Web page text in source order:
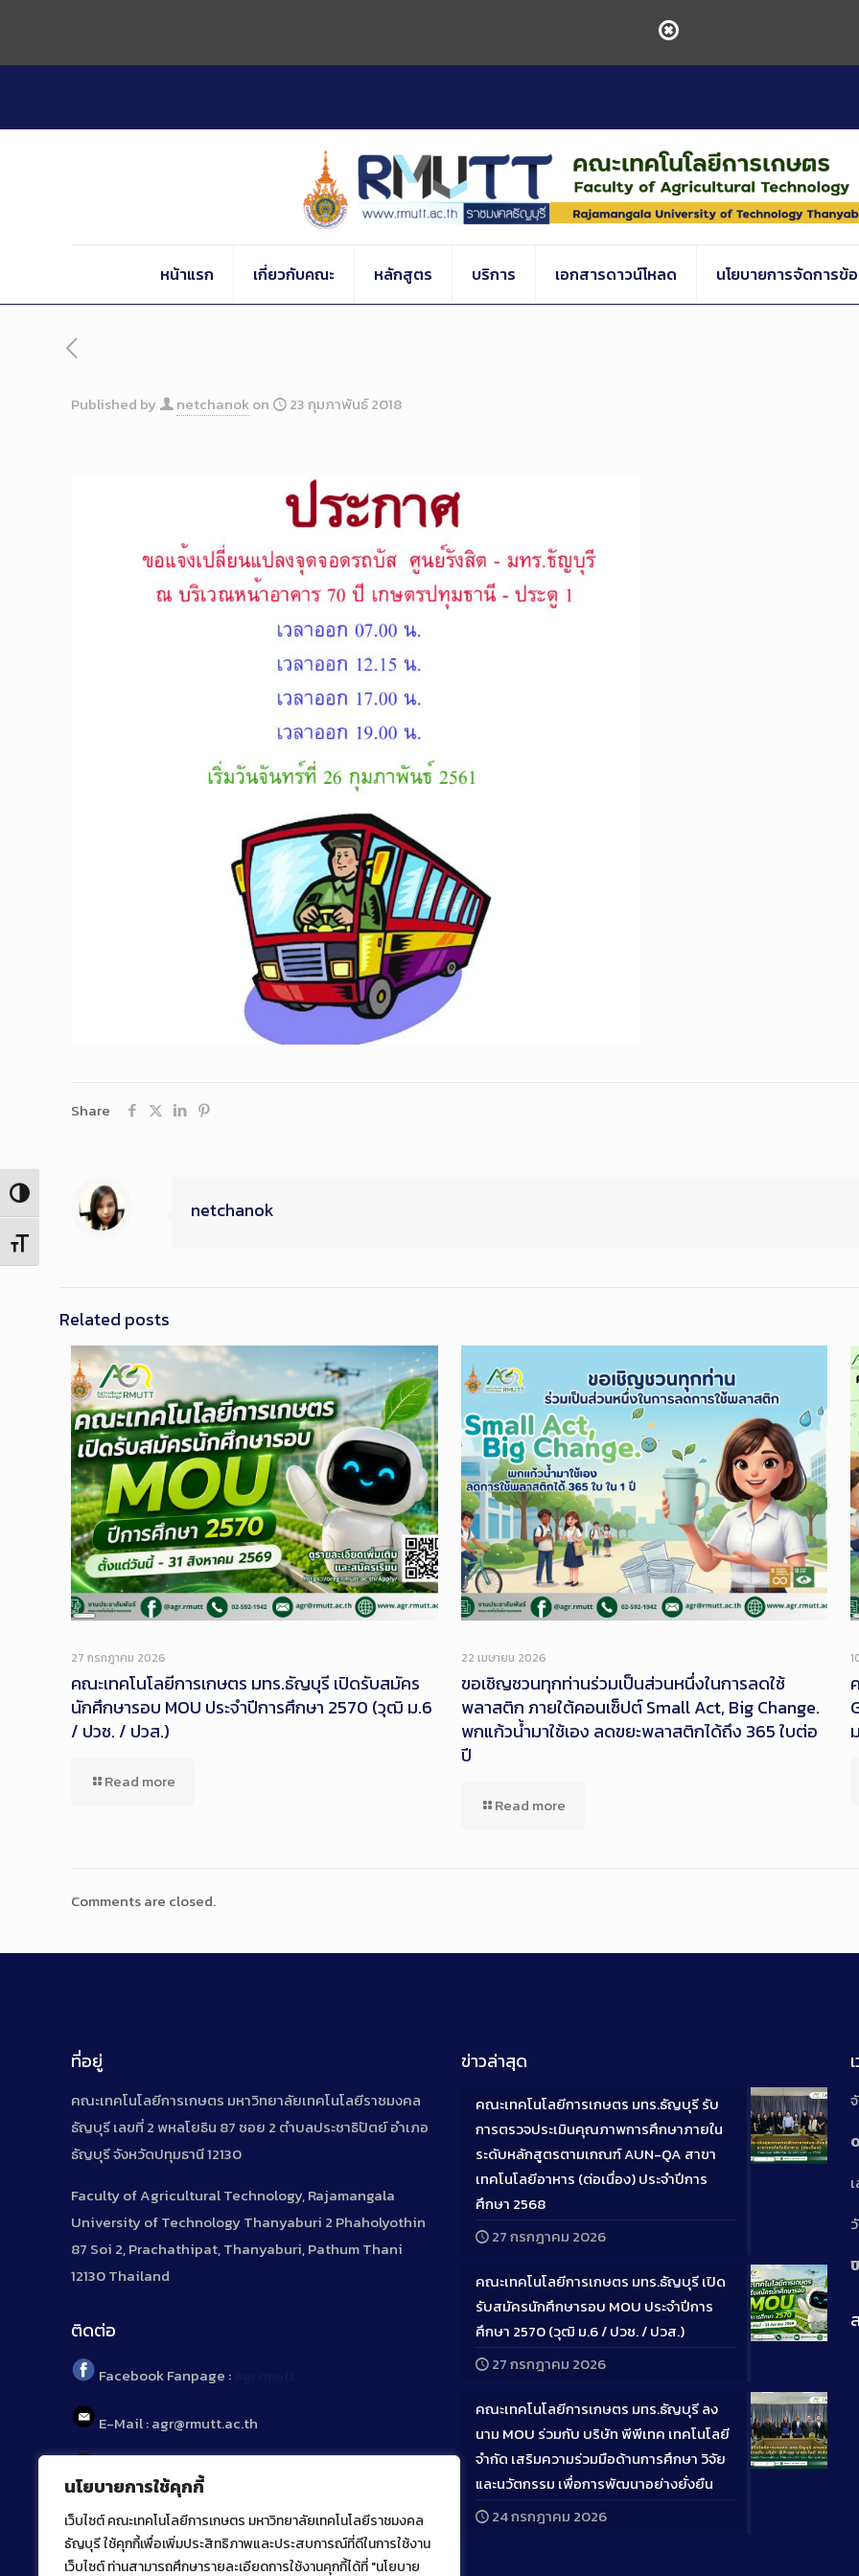
นโยบายการใช้คุกกี้
เว็บไซต์ คณะเทคโนโลยีการเกษตร มหาวิทยาลัยเทคโนโลยีราชมงคล
ธัญบุรี ใช้คุกกี้เพื่อเพิ่มประสิทธิภาพและประสบการณ์ที่ดีในการใช้งาน
เว็บไซต์ ท่านสามารถศึกษารายละเอียดการใช้งานคุกกี้ได้ที่ "นโยบาย
Content
Toggle High Contrast
Toggle Font size
หน้าแรก เกี่ยวกับคณะ หลักสูตร บริการ เอกสารดาวน์โหลด นโยบายการจัดการข้
Published by netchanokon 23 กุมภาพันธ์ 2018
Share
netchanok
Related posts
Long
27 กรกฎาคม 2026
คณะเทคโนโลยีการเกษตร มทร.ธัญบุรี เปิดรับสมัคร
นักศึกษารอบ MOU ประจำปีการศึกษา 2570 (วุฒิ ม.6
/ ปวช. / ปวส.)
Read more
22 เมษายน 2026
ขอเชิญชวนทุกท่านร่วมเป็นส่วนหนึ่งในการลดใช้
พลาสติก ภายใต้คอนเซ็ปต์ Small Act, Big Change.
พกแก้วน้ำมาใช้เอง ลดขยะพลาสติกได้ถึง 365 ใบต่อ
ปี
Read more
Comments are closed.
ที่อยู่
คณะเทคโนโลยีการเกษตร มหาวิทยาลัยเทคโนโลยีราชมงคล
ธัญบุรี เลขที่ 2 พหลโยธิน 87 ซอย 2 ตำบลประชาธิปัตย์ อำเภอ
ธัญบุรี จังหวัดปทุมธานี 12130
Faculty of Agricultural Technology, Rajamangala
University of Technology Thanyaburi 2 Phaholyothin
87 Soi 2, Prachathipat, Thanyaburi, Pathum Thani
12130 Thailand
ติดต่อ
Facebook Fanpage :
E-Mail : agr@rmutt.ac.th
Tel : 02 592 1955
ข่าวล่าสุด
Long
คณะเทคโนโลยีการเกษตร มทร.ธัญบุรี รับ
การตรวจประเมินคุณภาพการศึกษาภายใน
ระดับหลักสูตรตามเกณฑ์ AUN-QA สาขา
เทคโนโลยีอาหาร (ต่อเนื่อง) ประจำปีการ
ศึกษา 2568
27 กรกฎาคม 2026
Long
คณะเทคโนโลยีการเกษตร มทร.ธัญบุรี เปิด
รับสมัครนักศึกษารอบ MOU ประจำปีการ
ศึกษา 2570 (วุฒิ ม.6 / ปวช. / ปวส.)
27 กรกฎาคม 2026
Long
คณะเทคโนโลยีการเกษตร มทร.ธัญบุรี ลง
นาม MOU ร่วมกับ บริษัท พีพีเทค เทคโนโลยี
จำกัด เสริมความร่วมมือด้านการศึกษา วิจัย
และนวัตกรรม เพื่อการพัฒนาอย่างยั่งยืน
24 กรกฎาคม 2026